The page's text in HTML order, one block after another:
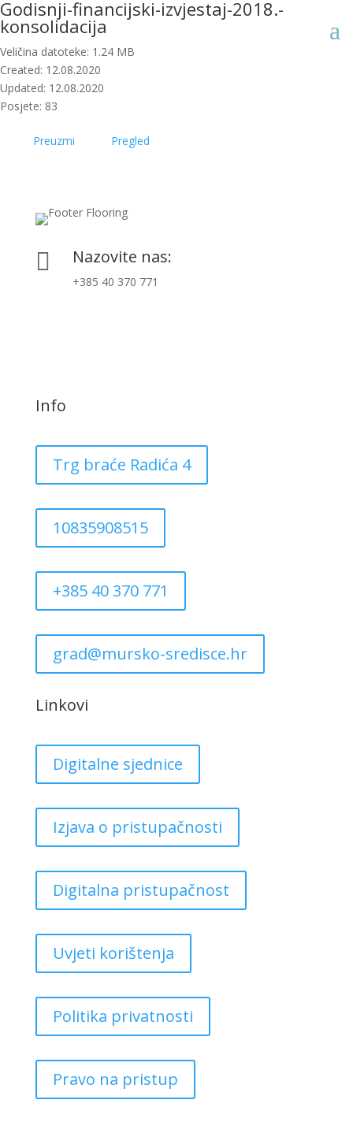
Godisnji-financijski-izvjestaj-2018.-
konsolidacija
Veličina datoteke: 1.24 MB
Created: 12.08.2020
Updated: 12.08.2020
Posjete: 83
Preuzmi Pregled
 Nazovite nas:
+385 40 370 771
Info
Trg braće Radića 4
10835908515
+385 40 370 771
grad@mursko-sredisce.hr
Linkovi
Digitalne sjednice
Izjava o pristupačnosti
Digitalna pristupačnost
Uvjeti korištenja
Politika privatnosti
Pravo na pristup